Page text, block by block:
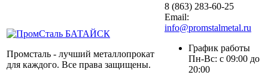
Промсталь - лучший металлопрокат
для каждого. Все права защищены.
8 (863) 283-60-25
Email:
info@promstalmetal.ru
График работы
Пн-Вс: с 09:00 до
20:00